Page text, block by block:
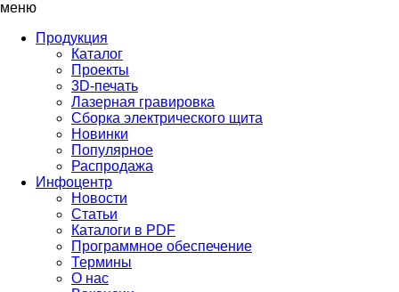
меню
Продукция
Каталог
Проекты
3D-печать
Лазерная гравировка
Сборка электрического щита
Новинки
Популярное
Распродажа
Инфоцентр
Новости
Статьи
Каталоги в PDF
Программное обеспечение
Термины
О нас